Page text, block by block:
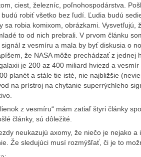
ciest, železníc, poľnohospodárstva.
robiť všetko bez ľudí. Ľudia budú
sa robia komixom, obrázkami. Vysvetľujú,
to od nich prebrali. V prvom článku
z vesmíru a mala by byť diskusia o
že NASA môže prechádzať z jednej
je 200 az 400 miliard hviezd a
planét a stále tie isté, nie najbližšie
na prístroj na chytanie superrýchleho
z vesmíru“ mám zatiaľ štyri články
články, sú dôležité.
neukazujú axomy, že niečo je nejako a
Že sledujúci musí rozmýšľať, či je to